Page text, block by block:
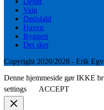
Valg
Dødsfald
Haven
Byggeri
Det sker
Copyright 2020/2028 - Erik
Denne hjemmeside gør IKKE
settings
ACCEPT